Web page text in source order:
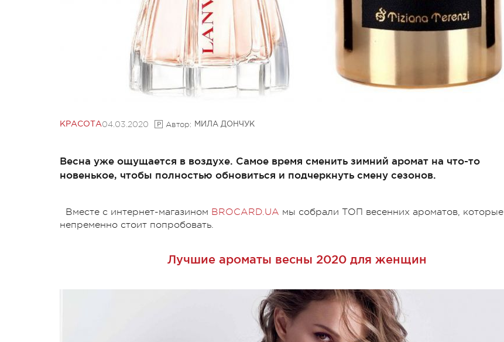
КРАСОТА04.03.2020 Автор: МИЛА ДОНЧУК
Весна уже ощущается в воздухе. Самое время сменить зимний аромат на что-то
новенькое, чтобы полностью обновиться и подчеркнуть смену сезонов.
Вместе с интернет-магазином BROCARD.UA мы собрали ТОП весенних ароматов, которые
непременно стоит попробовать.
Лучшие ароматы весны 2020 для женщин